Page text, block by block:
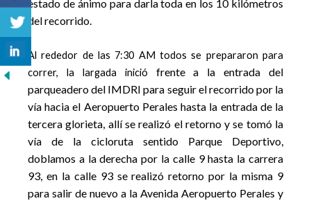
estado de ánimo para darla toda en los 10 kilómetros
del recorrido.
Al rededor de las 7:30 AM todos se prepararon para
correr, la largada inició frente a la entrada del
parqueadero del IMDRI para seguir el recorrido por la
vía hacia el Aeropuerto Perales hasta la entrada de la
tercera glorieta, allí se realizó el retorno y se tomó la
vía de la cicloruta sentido Parque Deportivo,
doblamos a la derecha por la calle 9 hasta la carrera
93, en la calle 93 se realizó retorno por la misma 9
para salir de nuevo a la Avenida Aeropuerto Perales y